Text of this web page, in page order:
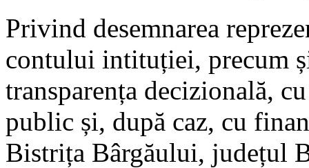
Privind desemnarea
contului intituției, precum
transparența decizională,
public și, după caz, cu
Bistrița Bârgăului, județul